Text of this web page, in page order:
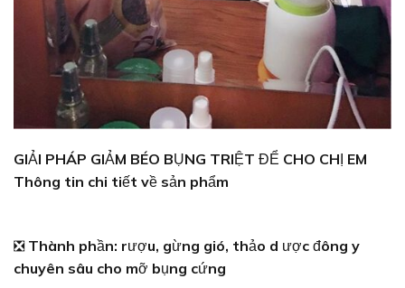
GIẢI PHÁP GIẢM BÉO BỤNG TRIỆT ĐỂ CHO CHỊ EM
Thông tin chi tiết về sản phẩm
❎Thành phần: rượu, gừng gió, thảo d ược đông y
chuyên sâu cho mỡ bụng cứng